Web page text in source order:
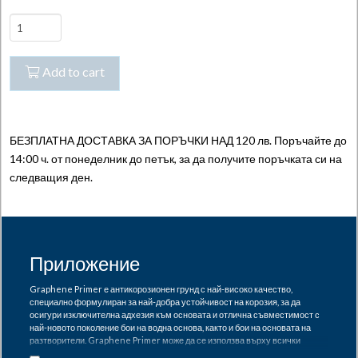
Graphene
Primer
-
Графенов
антикорозионен
Add to cart
БЕЗПЛАТНА ДОСТАВКА ЗА ПОРЪЧКИ НАД 120 лв. Поръчайте до
14:00 ч. от понеделник до петък, за да получите поръчката си на
следващия ден.
Приложение
Graphene Primer е антикорозионен грунд с най-високо качество,
специално формулиран за най-добра устойчивост на корозия, за да
осигури изключителна адхезия към основата и отлична съвместимост с
най-новото поколение бои на водна основа, както и бои на основата на
разтворители. Graphene Primer може да се използва върху всички